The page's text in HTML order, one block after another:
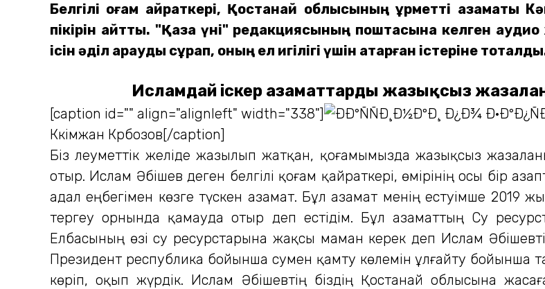
Белгілі қоғам қайраткері, Қостанай облысының құрметті азаматы
пікірін айтты. "Қазақ үні" редакциясының поштасына келген
ісін әділ қарауды сұрап, оның ел игілігі үшін атқарған істеріне
Исламдай іскер азаматтардың жазықсыз
[caption id="" align="alignleft" width="338"]
Кәкімжан Кәрбозов[/caption]
Біз әлеуметтік желіде жазылып жатқан, қоғамымызда жазықсыз
отыр. Ислам Әбішев деген белгілі қоғам қайраткері, өмірінің осы бір
адал еңбегімен көзге түскен азамат. Бұл азамат менің естуімше
тергеу орнында қамауда отыр деп естідім. Бұл азаматтың Су
Елбасының өзі су ресурстарына жақсы маман керек деп Ислам
Президент республика бойынша сумен қамту көлемін ұлғайту бойынша
көріп, оқып жүрдік. Ислам Әбішевтің біздің Қостанай облысына